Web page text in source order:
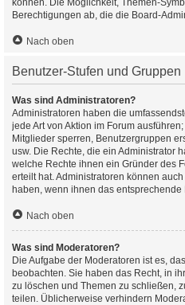
können. Die Möglichkeit, Themen-
Berechtigungen ab, die die Board-
Nach oben
Benutzer-Stufen und Gruppen
Was sind Administratoren?
Administratoren haben die
jede Art von Aktion im Forum
Mitglieder sperren, Benutzergruppen
usw. Die Rechte, die ein Administrator
welche Rechte ihnen ein Gründer des
erteilt hat. Administratoren können
haben, wenn ihnen das entsprechende
Nach oben
Was sind Moderatoren?
Die Aufgabe der Moderatoren ist es,
beobachten. Sie haben das Recht, in
zu löschen und Themen zu schließen,
teilen. Üblicherweise verhindern